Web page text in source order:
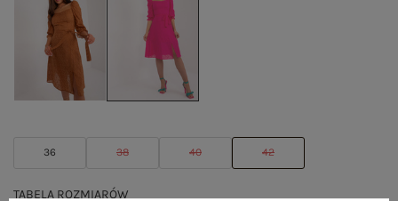
36 38 40 42
TABELA ROZMIARÓW